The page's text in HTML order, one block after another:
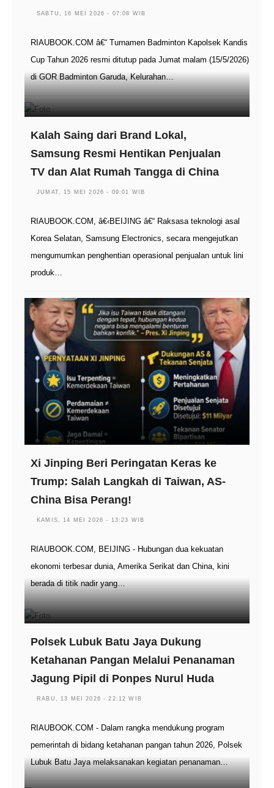
SABTU, 16 MEI 2026 - 07:08 WIB
RIAUBOOK.COM â€“ Turnamen Badminton Kapolsek Kandis
Cup Tahun 2026 resmi ditutup pada Jumat malam (15/5/2026)
di GOR Badminton Garuda, Kelurahan…
Kalah Saing dari Brand Lokal,
Samsung Resmi Hentikan Penjualan
TV dan Alat Rumah Tangga di China
JUMAT, 15 MEI 2026 - 09:01 WIB
RIAUBOOK.COM, â€‹BEIJING â€“ Raksasa teknologi asal
Korea Selatan, Samsung Electronics, secara mengejutkan
mengumumkan penghentian operasional penjualan untuk lini
produk…
Xi Jinping Beri Peringatan Keras ke
Trump: Salah Langkah di Taiwan, AS-
China Bisa Perang!
KAMIS, 14 MEI 2026 - 13:23 WIB
RIAUBOOK.COM, BEIJING - Hubungan dua kekuatan
ekonomi terbesar dunia, Amerika Serikat dan China, kini
berada di titik nadir yang…
Polsek Lubuk Batu Jaya Dukung
Ketahanan Pangan Melalui Penanaman
Jagung Pipil di Ponpes Nurul Huda
RABU, 13 MEI 2026 - 22:12 WIB
RIAUBOOK.COM - Dalam rangka mendukung program
pemerintah di bidang ketahanan pangan tahun 2026, Polsek
Lubuk Batu Jaya melaksanakan kegiatan penanaman…